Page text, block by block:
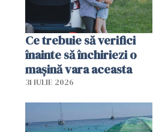
Ce trebuie să verifici
înainte să închiriezi o
mașină vara aceasta
31 IULIE 2026